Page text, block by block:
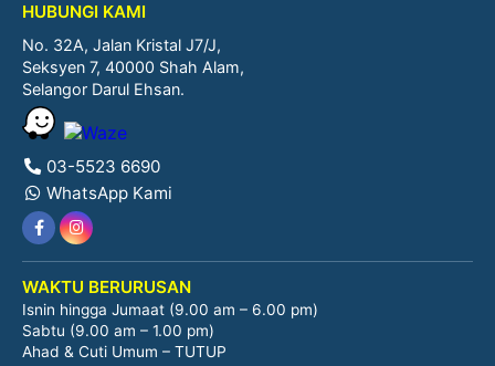
HUBUNGI KAMI
No. 32A, Jalan Kristal J7/J,
Seksyen 7, 40000 Shah Alam,
Selangor Darul Ehsan.
03-5523 6690
WhatsApp Kami
WAKTU BERURUSAN
Isnin hingga Jumaat (9.00 am – 6.00 pm)
Sabtu (9.00 am – 1.00 pm)
Ahad & Cuti Umum – TUTUP